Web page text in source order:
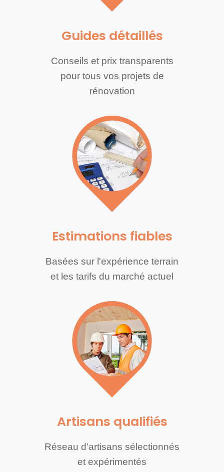
Guides détaillés
Conseils et prix transparents
pour tous vos projets de
rénovation
Estimations fiables
Basées sur l'expérience terrain
et les tarifs du marché actuel
Artisans qualifiés
Réseau d'artisans sélectionnés
et expérimentés